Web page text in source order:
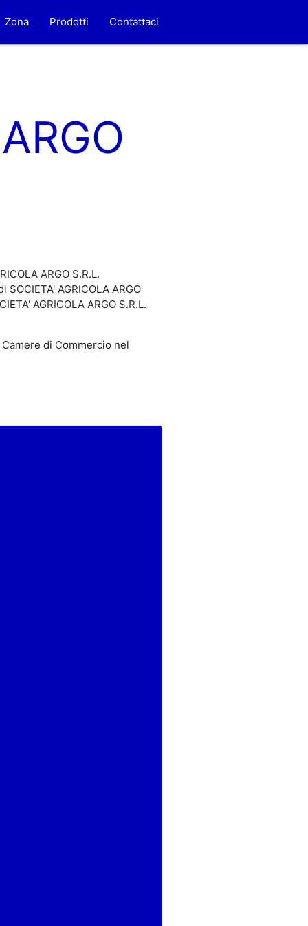
Zona Prodotti Contattaci
ARGO S.R.L.
AGRICOLA ARGO
AGRICOLA ARGO S.R.L.
di Commercio nel